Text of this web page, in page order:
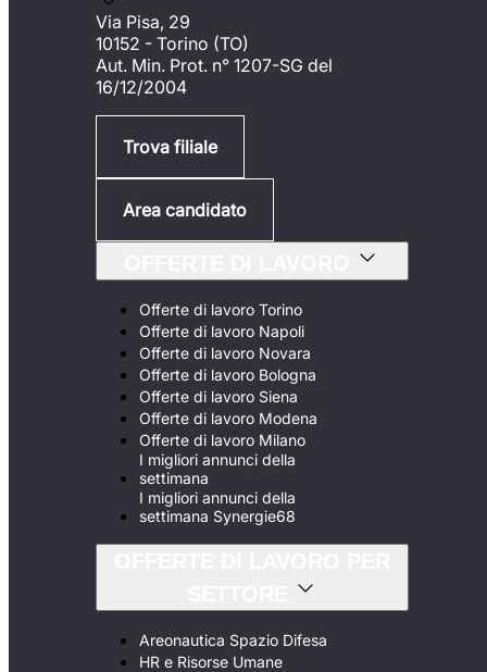
Via Pisa, 29
10152 - Torino (TO)
Aut. Min. Prot. n° 1207-SG del
16/12/2004
Trova filiale
Area candidato
Offerte di lavoro Torino
Offerte di lavoro Napoli
Offerte di lavoro Novara
Offerte di lavoro Bologna
Offerte di lavoro Siena
Offerte di lavoro Modena
Offerte di lavoro Milano
I migliori annunci della
settimana
I migliori annunci della
settimana Synergie68
Areonautica Spazio Difesa
HR e Risorse Umane